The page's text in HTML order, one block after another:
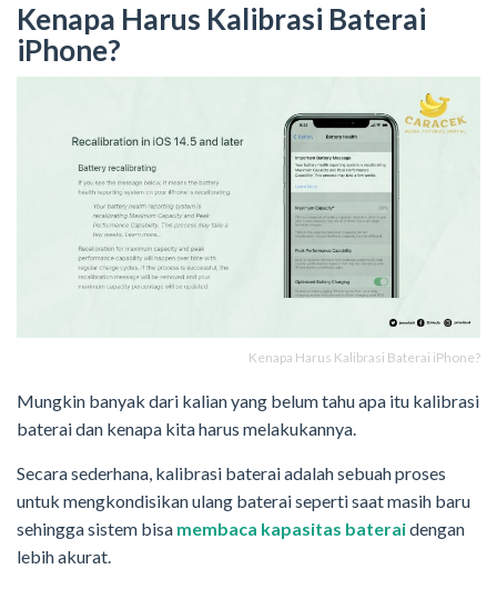
Kenapa Harus Kalibrasi Baterai
iPhone?
Kenapa Harus Kalibrasi Baterai iPhone?
Mungkin banyak dari kalian yang belum tahu apa itu kalibrasi
baterai dan kenapa kita harus melakukannya.
Secara sederhana, kalibrasi baterai adalah sebuah proses
untuk mengkondisikan ulang baterai seperti saat masih baru
sehingga sistem bisa membaca kapasitas bateraidengan
lebih akurat.